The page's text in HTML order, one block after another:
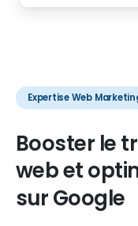
Expertise Web
Booster le
webet
surGoogle